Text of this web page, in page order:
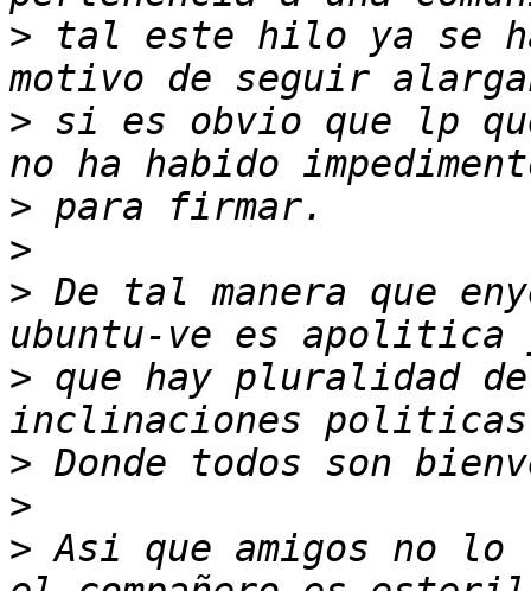
> tal este hilo ya se
> si es obvio que lp
>
>
> De tal manera que
> que hay pluralidad
>
>
> Asi que amigos no lo